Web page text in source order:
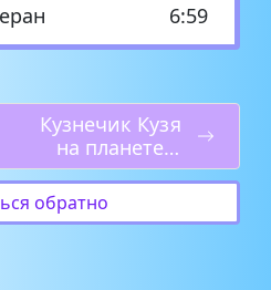
6:59
Кузнечик Кузя
на планете
Туами
обратно